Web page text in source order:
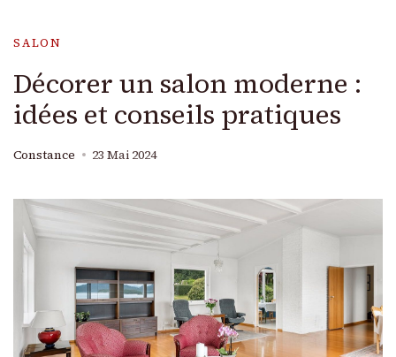
SALON
Décorer un salon moderne :
idées et conseils pratiques
Constance 23 Mai 2024